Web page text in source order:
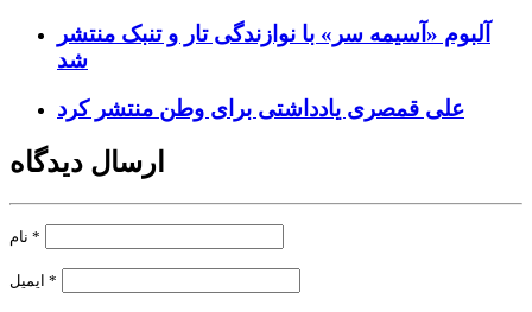
آلبوم «آسیمه سر» با نوازندگی تار و تنبک منتشر
شد
علی قمصری یادداشتی برای وطن منتشر کرد
ارسال دیدگاه
*
*